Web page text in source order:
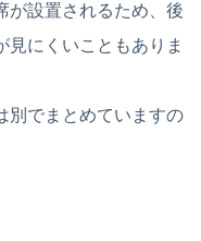
が設置されるため、後
見にくいこともありま
別でまとめていますの